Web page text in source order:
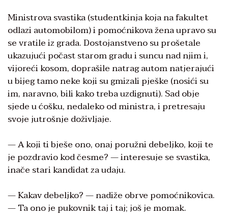
Ministrova svastika (studentkinja koja na fakultet
odlazi automobilom) i pomoćnikova žena upravo su
se vratile iz grada. Dostojanstveno su prošetale
ukazujući počast starom gradu i suncu nad njim i,
vijoreći kosom, doprašile natrag autom natjerajući
u bijeg tamo neke koji su gmizali pješke (nosići su
im, naravno, bili kako treba uzdignuti). Sad obje
sjede u ćošku, nedaleko od ministra, i pretresaju
svoje jutrošnje doživljaje.
— A koji ti bješe ono, onaj poružni debeljko, koji te
je pozdravio kod česme? — interesuje se svastika,
inače stari kandidat za udaju.
— Kakav debeljko? — nadiže obrve pomoćnikovica.
— Ta ono je pukovnik taj i taj; još je momak.